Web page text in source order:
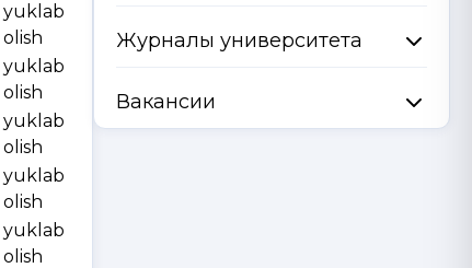
yuklab
olish
yuklab
olish
yuklab
olish
yuklab
olish
yuklab
olish
Журналы университета
Вакансии